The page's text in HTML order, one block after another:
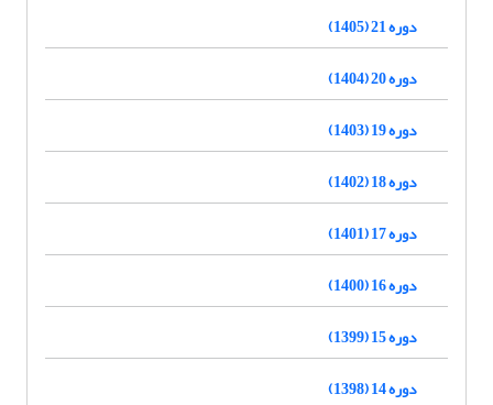
دوره 21 (1405)
دوره 20 (1404)
دوره 19 (1403)
دوره 18 (1402)
دوره 17 (1401)
دوره 16 (1400)
دوره 15 (1399)
دوره 14 (1398)